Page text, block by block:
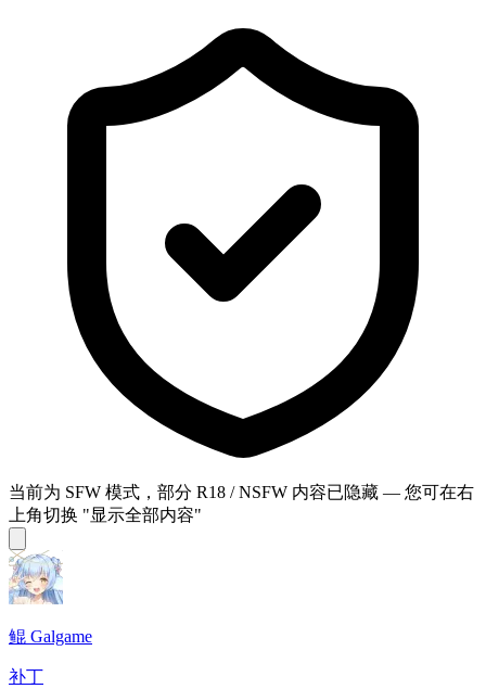
当前为 SFW 模式，部分 R18 / NSFW 内容已隐藏 — 您可在右
上角切换 "显示全部内容"
鲲 Galgame
补丁